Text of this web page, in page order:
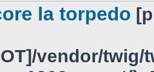
la torpedo
vendor/